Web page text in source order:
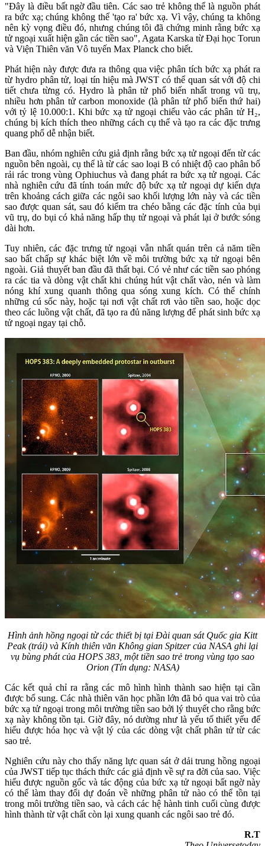
"Đây là điều bất ngờ đầu tiên. Các sao trẻ không thể là nguồn phát
ra bức xạ; chúng không thể 'tạo ra' bức xạ. Vì vậy, chúng ta không
nên kỳ vọng điều đó, nhưng chúng tôi đã chứng minh rằng bức xạ
tử ngoại xuất hiện gần các tiền sao", Agata Karska từ Đại học Torun
và Viện Thiên văn Vô tuyến Max Planck cho biết.
Phát hiện này được đưa ra thông qua việc phân tích bức xạ phát ra
từ hydro phân tử, loại tín hiệu mà JWST có thể quan sát với độ chi
tiết chưa từng có. Hydro là phân tử phổ biến nhất trong vũ trụ,
nhiều hơn phân tử carbon monoxide (là phân tử phổ biến thứ hai)
với tỷ lệ 10.000:1. Khi bức xạ tử ngoại chiếu vào các phân tử H₂,
chúng bị kích thích theo những cách cụ thể và tạo ra các đặc trưng
quang phổ dễ nhận biết.
Ban đầu, nhóm nghiên cứu giả định rằng bức xạ tử ngoại đến từ các
nguồn bên ngoài, cụ thể là từ các sao loại B có nhiệt độ cao phân bố
rải rác trong vùng Ophiuchus và đang phát ra bức xạ tử ngoại. Các
nhà nghiên cứu đã tính toán mức độ bức xạ tử ngoại dự kiến dựa
trên khoảng cách giữa các ngôi sao khối lượng lớn này và các tiền
sao được quan sát, sau đó kiểm tra chéo bằng các đặc tính của bụi
vũ trụ, do bụi có khả năng hấp thụ tử ngoại và phát lại ở bước sóng
dài hơn.
Tuy nhiên, các đặc trưng tử ngoại vẫn nhất quán trên cả năm tiền
sao bất chấp sự khác biệt lớn về môi trường bức xạ tử ngoại bên
ngoài. Giả thuyết ban đầu đã thất bại. Có vẻ như các tiền sao phóng
ra các tia và dòng vật chất khi chúng hút vật chất vào, nén và làm
nóng khí xung quanh thông qua sóng xung kích. Có thể chính
những cú sốc này, hoặc tại nơi vật chất rơi vào tiền sao, hoặc dọc
theo các luồng vật chất, đã tạo ra đủ năng lượng để phát sinh bức xạ
tử ngoại ngay tại chỗ.
Hình ảnh hồng ngoại từ các thiết bị tại Đài quan sát Quốc gia Kitt
Peak (trái) và Kính thiên văn Không gian Spitzer của NASA ghi lại
vụ bùng phát của HOPS 383, một tiền sao trẻ trong vùng tạo sao
Orion (Tín dụng: NASA)
Các kết quả chỉ ra rằng các mô hình hình thành sao hiện tại cần
được bổ sung. Các nhà thiên văn học phần lớn đã bỏ qua vai trò của
bức xạ tử ngoại trong môi trường tiền sao bởi lý thuyết cho rằng bức
xạ này không tồn tại. Giờ đây, nó dường như là yếu tố thiết yếu để
hiểu được hóa học và vật lý của các dòng vật chất phân tử từ các
sao trẻ.
Nghiên cứu này cho thấy năng lực quan sát ở dải trung hồng ngoại
của JWST tiếp tục thách thức các giả định về sự ra đời của sao. Việc
hiểu được nguồn gốc và tác động của bức xạ tử ngoại bất ngờ này
có thể làm thay đổi dự đoán về những phân tử nào có thể tồn tại
trong môi trường tiền sao, và cách các hệ hành tinh cuối cùng được
hình thành từ vật chất còn lại xung quanh các ngôi sao trẻ đó.
R.T